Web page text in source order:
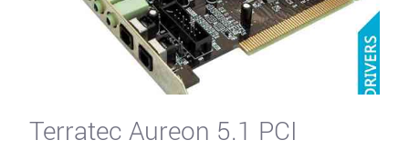
Terratec Aureon 5.1 PCI